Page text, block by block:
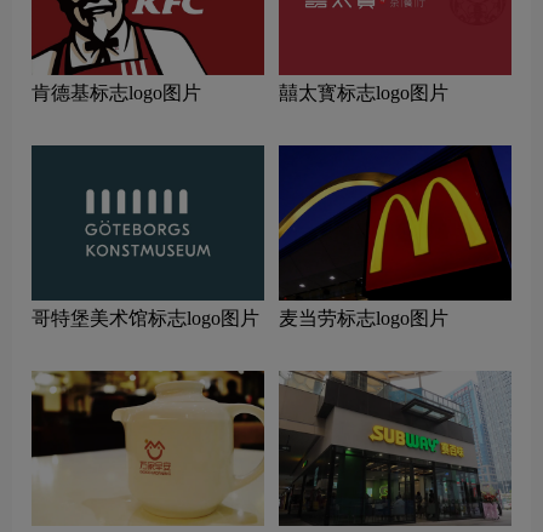
肯德基标志logo图片 囍太寳标志logo图片
哥特堡美术馆标志logo图片 麦当劳标志logo图片